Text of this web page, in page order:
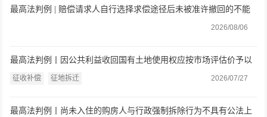
最高法判例 | 赔偿请求人自行选择求偿途径后未被准许撤回的不能
2026/08/06
最高法判例丨因公共利益收回国有土地使用权应按市场评估价予以
补偿
征收补偿 征地拆迁 2026/07/27
最高法判例丨尚未入住的购房人与行政强制拆除行为不具有公法上